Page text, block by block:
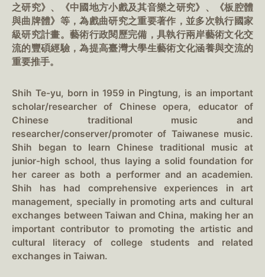
之研究》、《中國地方小戲及其音樂之研究》、《板腔體
與曲牌體》等，為戲曲研究之重要著作，並多次執行國家
級研究計畫。藝術行政閱歷完備，具執行兩岸藝術文化交
流的豐碩經驗，為提高臺灣大學生藝術文化涵養與交流的
重要推手。
Shih Te-yu, born in 1959 in Pingtung, is an important
scholar/researcher of Chinese opera, educator of
Chinese traditional music and
researcher/conserver/promoter of Taiwanese music.
Shih began to learn Chinese traditional music at
junior-high school, thus laying a solid foundation for
her career as both a performer and an academien.
Shih has had comprehensive experiences in art
management, specially in promoting arts and cultural
exchanges between Taiwan and China, making her an
important contributor to promoting the artistic and
cultural literacy of college students and related
exchanges in Taiwan.